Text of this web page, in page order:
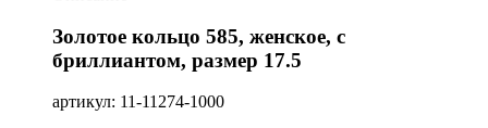
Золотое кольцо 585, женское, с
бриллиантом, размер 17.5
артикул: 11-11274-1000